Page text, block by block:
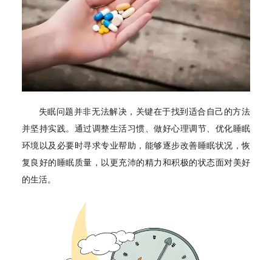
失眠问题并非无法解决，关键在于找到适合自己的方法
并坚持实践。通过调整生活习惯、做好心理调节、优化睡眠
环境以及必要时寻求专业帮助，能够逐步改善睡眠状况，恢
复良好的睡眠质量，以更充沛的精力和积极的状态面对美好
的生活。